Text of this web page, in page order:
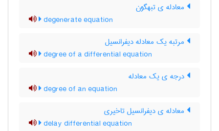
معادله ی تبهگون
degenerate equation
مرتبه یک معادله دیفرانسیل
degree of a differential equation
درجه ی یک معادله
degree of an equation
معادله ی دیفرانسیل تاخیری
delay differential equation